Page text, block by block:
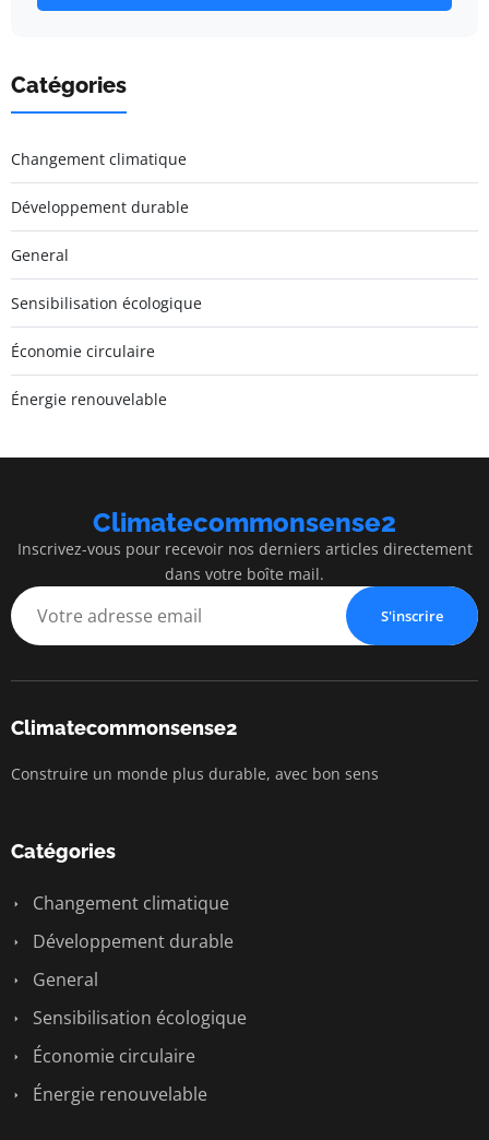
Catégories
Changement climatique
Développement durable
General
Sensibilisation écologique
Économie circulaire
Énergie renouvelable
Climatecommonsense2
Inscrivez-vous pour recevoir nos derniers articles directement
dans votre boîte mail.
S'inscrire
Climatecommonsense2
Construire un monde plus durable, avec bon sens
Catégories
Changement climatique
Développement durable
General
Sensibilisation écologique
Économie circulaire
Énergie renouvelable